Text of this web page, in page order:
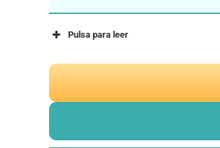
Pulsa para leer